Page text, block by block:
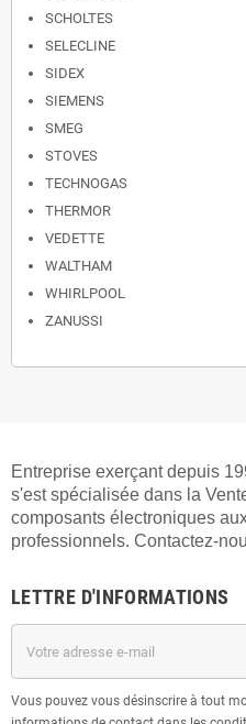
SCHOLTES
SELECLINE
SIDEX
SIEMENS
SMEG
STOVES
TECHNOGAS
THERMOR
VEDETTE
WALTHAM
WHIRLPOOL
ZANUSSI
Entreprise exerçant depuis
s'est spécialisée dans la
composants électroniques
professionnels. Contactez-
LETTRE D'INFORMATIONS
Vous pouvez vous désinscrire à tout